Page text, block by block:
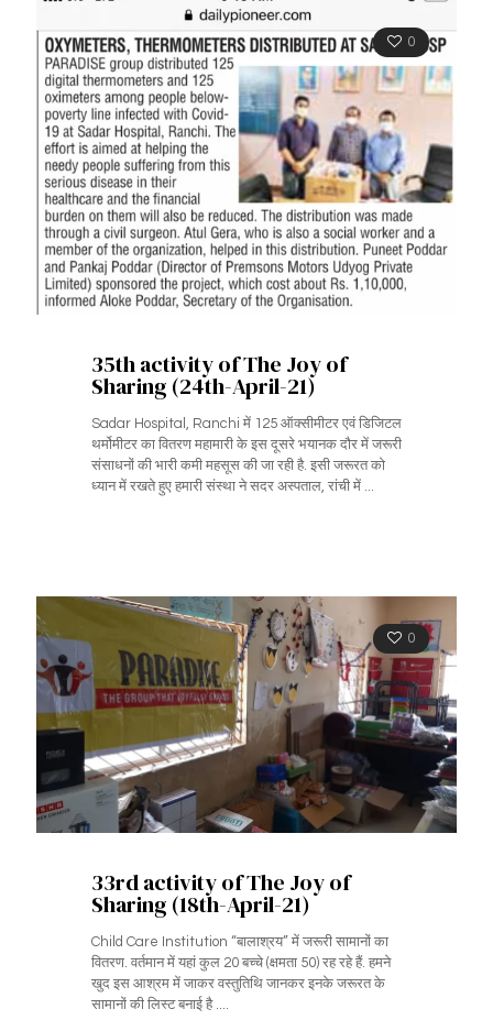
0
35th activity of The Joy of
Sharing (24th-April-21)
Sadar Hospital, Ranchi में 125 ऑक्सीमीटर एवं डिजिटल
थर्मोमीटर का वितरण महामारी के इस दूसरे भयानक दौर में जरूरी
संसाधनों की भारी कमी महसूस की जा रही है. इसी जरूरत को
ध्यान में रखते हुए हमारी संस्था ने सदर अस्पताल, रांची में ...
0
33rd activity of The Joy of
Sharing (18th-April-21)
Child Care Institution “बालाश्रय” में जरूरी सामानों का
वितरण. वर्तमान में यहां कुल 20 बच्चे (क्षमता 50) रह रहे हैं. हमने
खुद इस आश्रम में जाकर वस्तुतिथि जानकर इनके जरूरत के
सामानों की लिस्ट बनाई है ....